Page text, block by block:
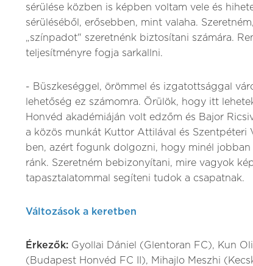
sérülése közben is képben voltam vele és
sérüléséből, erősebben, mint valaha.
„színpadot" szeretnénk biztosítani számára.
teljesítményre fogja sarkallni.
- Büszkeséggel, örömmel és izgatottsággal
lehetőség ez számomra. Örülök, hogy itt
Honvéd akadémiáján volt edzőm és Bajor
a közös munkát Kuttor Attilával és Szentpéteri
ben, azért fogunk dolgozni, hogy minél
ránk. Szeretném bebizonyítani, mire vagyok
tapasztalatommal segíteni tudok a csapatnak.
Változások a keretben
Érkezők: Gyollai Dániel (Glentoran FC), Kun
(Budapest Honvéd FC II), Mihajlo Meszhi